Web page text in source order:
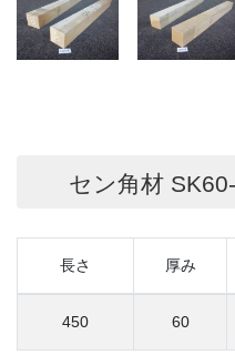
セン角材
長さ 厚み
450 60